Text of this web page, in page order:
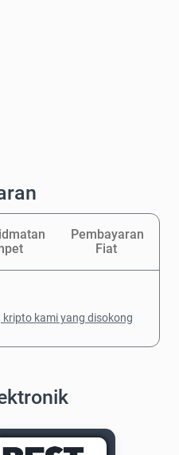
Pembayaran
Fiat
kami yang disokong